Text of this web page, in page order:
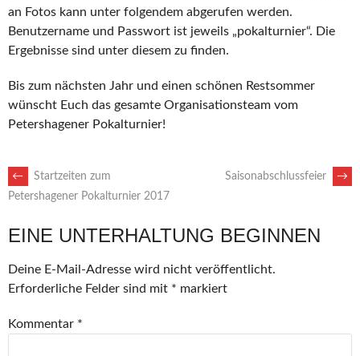
an Fotos kann unter folgendem abgerufen werden.
Benutzername und Passwort ist jeweils „pokalturnier“. Die
Ergebnisse sind unter diesem zu finden.
Bis zum nächsten Jahr und einen schönen Restsommer
wünscht Euch das gesamte Organisationsteam vom
Petershagener Pokalturnier!
ARTIKEL-
NAVIGATION
←
Startzeiten zum
Petershagener Pokalturnier 2017
Saisonabschlussfeier →
EINE UNTERHALTUNG BEGINNEN
Deine E-Mail-Adresse wird nicht veröffentlicht.
Erforderliche Felder sind mit * markiert
Kommentar *